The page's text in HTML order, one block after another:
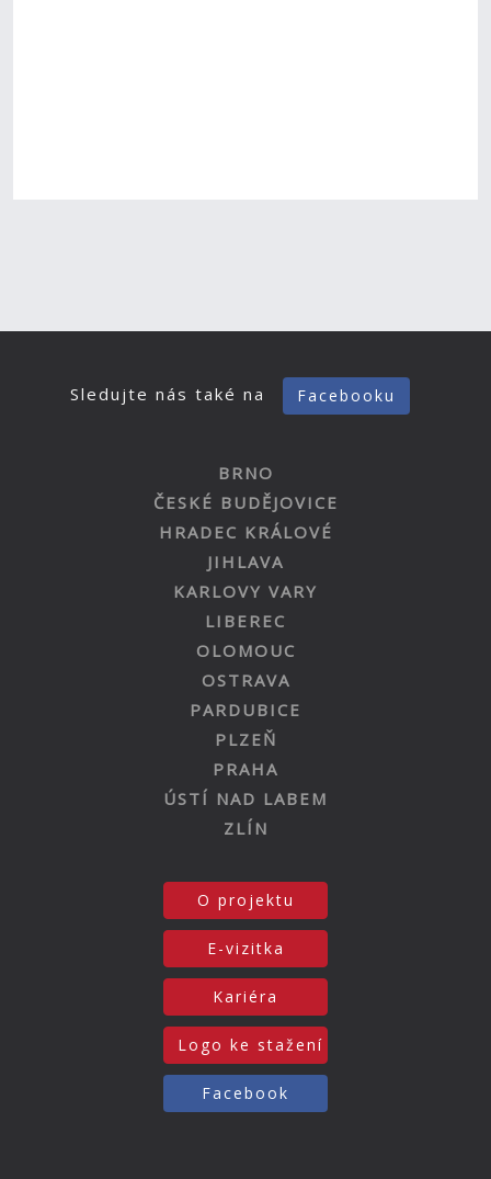
Sledujte nás také na Facebooku
BRNO
ČESKÉ BUDĚJOVICE
HRADEC KRÁLOVÉ
JIHLAVA
KARLOVY VARY
LIBEREC
OLOMOUC
OSTRAVA
PARDUBICE
PLZEŇ
PRAHA
ÚSTÍ NAD LABEM
ZLÍN
O projektu
E-vizitka
Kariéra
Logo ke stažení
Facebook